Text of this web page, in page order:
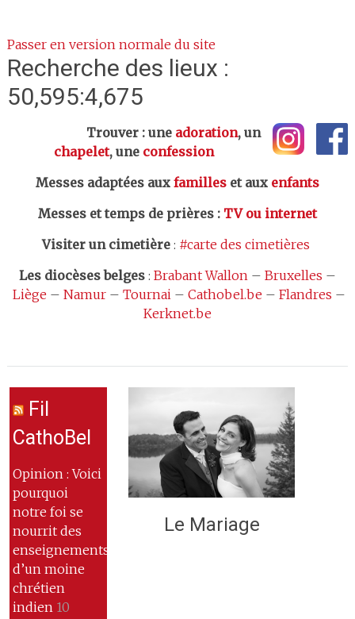
Passer en version normale du site
Recherche des lieux :
50,595:4,675
Trouver : une adoration, un
chapelet, une confession
Messes adaptées aux familleset aux enfants
Messes et temps de prières: TV ou internet
Visiter un cimetière: #carte des cimetières
Les diocèses belges: Brabant Wallon– Bruxelles –
Liège – Namur– Tournai– Cathobel.be – Flandres –
Kerknet.be
Fil
CathoBel
Opinion : Voici
pourquoi
notre foi se
nourrit des
enseignements
d’un moine
chrétien
indien 10
Le Mariage